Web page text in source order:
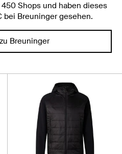
Shops und haben dieses
bei Breuninger gesehen.
Breuninger